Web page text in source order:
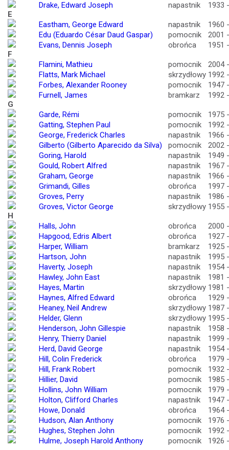
Drake, Edward Joseph
napastnik
1933
E
Eastham, George Edward
napastnik
1960
Edu (Eduardo César Daud Gaspar)
pomocnik
2001
Evans, Dennis Joseph
obrońca
1951
F
Flamini, Mathieu
pomocnik
2004
Flatts, Mark Michael
skrzydłowy 1992
Forbes, Alexander Rooney
pomocnik
1947
Furnell, James
bramkarz
1992
G
Garde, Rémi
pomocnik
1975
Gatting, Stephen Paul
pomocnik
1992
George, Frederick Charles
napastnik
1966
Gilberto (Gilberto Aparecido da Silva)
pomocnik
2002
Goring, Harold
napastnik
1949
Gould, Robert Alfred
napastnik
1967
Graham, George
napastnik
1966
Grimandi, Gilles
obrońca
1997
Groves, Perry
napastnik
1986
Groves, Victor George
skrzydłowy 1955
H
Halls, John
obrońca
2000
Hapgood, Edris Albert
obrońca
1927
Harper, William
bramkarz
1925
Hartson, John
napastnik
1995
Haverty, Joseph
napastnik
1954
Hawley, John East
napastnik
1981
Hayes, Martin
skrzydłowy 1981
Haynes, Alfred Edward
obrońca
1929
Heaney, Neil Andrew
skrzydłowy 1987
Helder, Glenn
skrzydłowy 1995
Henderson, John Gillespie
napastnik
1958
Henry, Thierry Daniel
napastnik
1999
Herd, David George
napastnik
1954
Hill, Colin Frederick
obrońca
1979
Hill, Frank Robert
pomocnik
1932
Hillier, David
pomocnik
1985
Hollins, John William
pomocnik
1979
Holton, Clifford Charles
napastnik
1947
Howe, Donald
obrońca
1964
Hudson, Alan Anthony
pomocnik
1976
Hughes, Stephen John
pomocnik
1992
Hulme, Joseph Harold Anthony
pomocnik 1926